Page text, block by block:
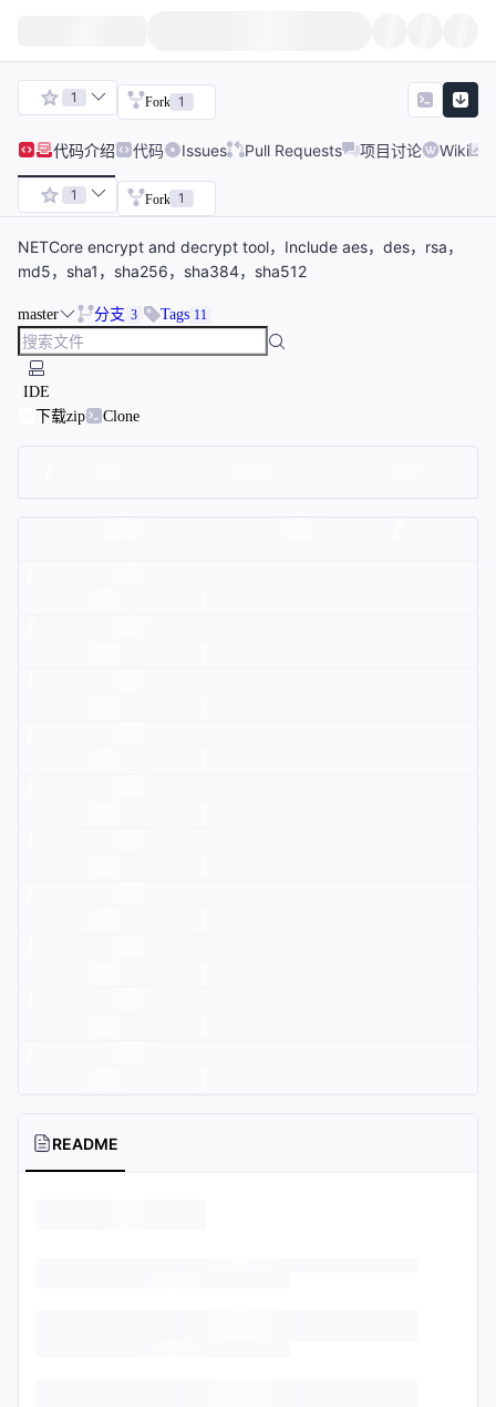
1 Fork 1
代码介绍 代码 Issues Pull Requests 项目讨论 Wiki
1 Fork 1
NETCore encrypt and decrypt tool，Include aes，des，rsa，
md5，sha1，sha256，sha384，sha512
master 分支 3 Tags 11
IDE
下载zip
Clone
README